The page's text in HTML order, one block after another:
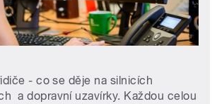
- co se děje na silnicích
a dopravní uzavírky. Každou celou